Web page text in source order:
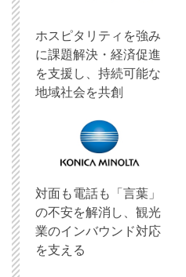
ホスピタリティを強み
に課題解決・経済促進
を支援し、持続可能な
地域社会を共創
対面も電話も「言葉」
の不安を解消し、観光
業のインバウンド対応
を支える